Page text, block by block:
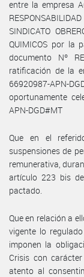
entre la empresa
SINDICATO
QUIMICOS por la
documento Nº
ratificación de la
66920987-APN-
oportunamente
APN-DGD#MT
Que en el
suspensiones de
remunerativa,
artículo 223 bis
pactado.
Que en relación a
vigente lo
imponen la
Crisis con
atento al